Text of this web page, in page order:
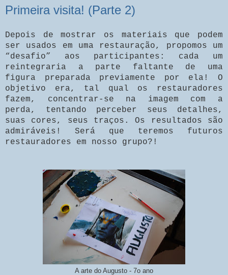
Primeira visita! (Parte 2)
Depois de mostrar os materiais que podem
ser usados em uma restauração, propomos um
“desafio” aos participantes: cada um
reintegraria a parte faltante de uma
figura preparada previamente por ela! O
objetivo era, tal qual os restauradores
fazem, concentrar-se na imagem com a
perda, tentando perceber seus detalhes,
suas cores, seus traços. Os resultados são
admiráveis! Será que teremos futuros
restauradores em nosso grupo?!
A arte do Augusto - 7o ano